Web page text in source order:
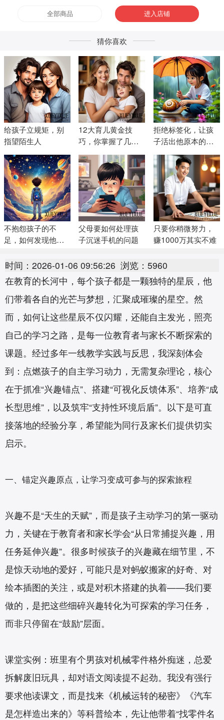
全部商品 进入店铺
猜你喜欢
给孩子立规矩，别
指望陌生人
12大育儿黄金技
巧，你掌握了几
个？
拒绝标签化，让孩
子活出他原本的样
子
不抱怨孩子的不
足，如何发现他们
父母要如何处理孩
子沉迷手机的问题
只要你稍微努力，
赚1000万其实不难
时间：2026-01-06 09:56:26 浏览：5960
在教育的长河中，每个孩子都是一颗独特的星辰，他
们带着各自的光芒与梦想，汇聚成璀璨的星空。然
而，如何让这些星辰不仅闪耀，还能自主发光，照亮
自己的学习之路，是每一位教育者与家长不断探索的
课题。经过多年一线教学实践与反思，我深刻体会
到：点燃孩子的自主学习动力，无需复杂理论，核心
在于抓准“兴趣锚点”、搭建“可视化反馈体系”、培养“成
长型思维”，以及筑牢“支持性环境后盾”。以下是可直
接落地的经验分享，希望能为同行及家长们提供切实
启示。
一、锚定兴趣原点，让学习变成可参与的探索旅程
兴趣不是“天生的天赋”，而是孩子主动学习的第一驱动
力，关键在于教育者和家长学会“从日常捕捉兴趣，用
任务延伸兴趣”。很多时候孩子的兴趣藏在细节里，不
是惊天动地的爱好，可能只是对蚂蚁搬家的好奇、对
绘本插图的关注，或是对积木搭建的执着——我们要
做的，是把这些细碎兴趣转化为可探索的学习任务，
而非只停留在“鼓励”层面。
课堂实例：班里有个男孩对机械零件格外痴迷，总爱
拆解废旧玩具，却对语文阅读提不起劲。我没有强行
要求他读课文，而是找来《机械运转的秘密》《汽车
是怎样造出来的》等科普绘本，先让他带着“找零件名